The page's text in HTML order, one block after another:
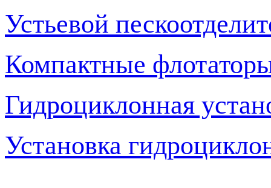
Устьевой
Компактные
Гидроциклонная
Установка